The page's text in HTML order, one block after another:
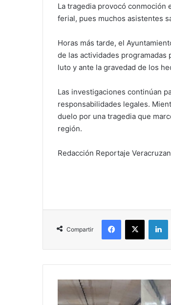
La tragedia provocó conmoción
ferial, pues muchos asistentes
Horas más tarde, el
de las actividades programadas
luto y ante la gravedad de los
Las investigaciones continúan
responsabilidades legales.
duelo por una tragedia que
región.
Redacción Reportaje
Compartir
Facebook
X
Crece